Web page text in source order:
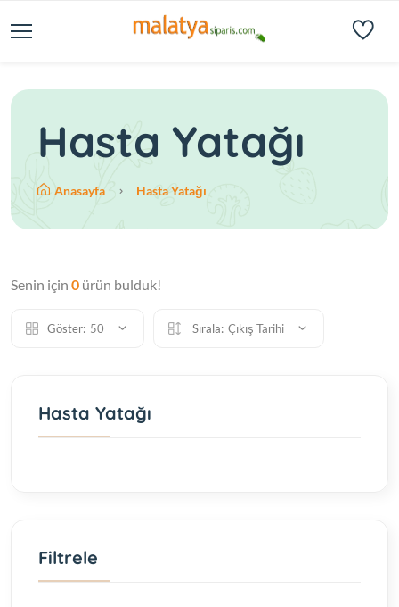
Hasta Yatağı
Anasayfa Hasta Yatağı
Senin için 0 ürün bulduk!
Göster: 50 Sırala: Çıkış Tarihi
Hasta Yatağı
Filtrele